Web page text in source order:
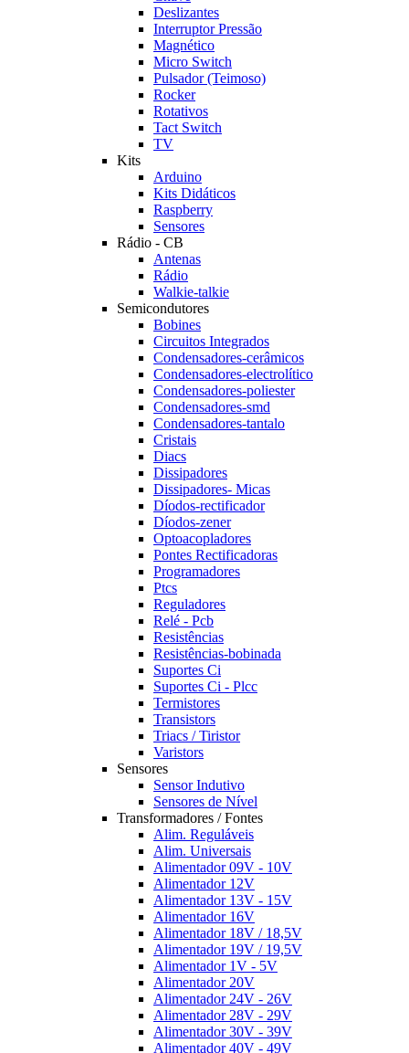
Deslizantes
Interruptor Pressão
Magnético
Micro Switch
Pulsador (Teimoso)
Rocker
Rotativos
Tact Switch
TV
Kits
Arduino
Kits Didáticos
Raspberry
Sensores
Rádio - CB
Antenas
Rádio
Walkie-talkie
Semicondutores
Bobines
Circuitos Integrados
Condensadores-cerâmicos
Condensadores-electrolítico
Condensadores-poliester
Condensadores-smd
Condensadores-tantalo
Cristais
Diacs
Dissipadores
Dissipadores- Micas
Díodos-rectificador
Díodos-zener
Optoacopladores
Pontes Rectificadoras
Programadores
Ptcs
Reguladores
Relé - Pcb
Resistências
Resistências-bobinada
Suportes Ci
Suportes Ci - Plcc
Termistores
Transistors
Triacs / Tiristor
Varistors
Sensores
Sensor Indutivo
Sensores de Nível
Transformadores / Fontes
Alim. Reguláveis
Alim. Universais
Alimentador 09V - 10V
Alimentador 12V
Alimentador 13V - 15V
Alimentador 16V
Alimentador 18V / 18,5V
Alimentador 19V / 19,5V
Alimentador 1V - 5V
Alimentador 20V
Alimentador 24V - 26V
Alimentador 28V - 29V
Alimentador 30V - 39V
Alimentador 40V - 49V